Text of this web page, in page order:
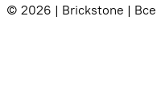
© 2026 | Brickstone |